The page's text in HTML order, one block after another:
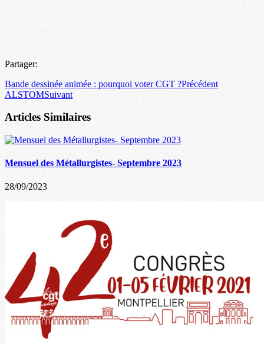
Partager:
Bande dessinée animée : pourquoi voter CGT ?Précédent
ALSTOMSuivant
Articles Similaires
Mensuel des Métallurgistes- Septembre 2023
28/09/2023